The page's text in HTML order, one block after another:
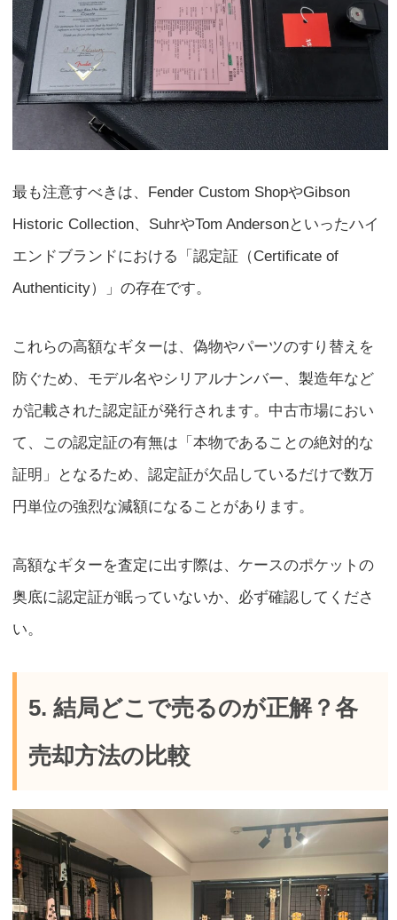
最も注意すべきは、Fender Custom ShopやGibson
Historic Collection、SuhrやTom Andersonといったハイ
エンドブランドにおける「認定証（Certificate of
Authenticity）」の存在です。
これらの高額なギターは、偽物やパーツのすり替えを
防ぐため、モデル名やシリアルナンバー、製造年など
が記載された認定証が発行されます。中古市場におい
て、この認定証の有無は「本物であることの絶対的な
証明」となるため、認定証が欠品しているだけで数万
円単位の強烈な減額になることがあります。
高額なギターを査定に出す際は、ケースのポケットの
奥底に認定証が眠っていないか、必ず確認してくださ
い。
5. 結局どこで売るのが正解？各
売却方法の比較